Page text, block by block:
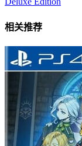
相关推荐